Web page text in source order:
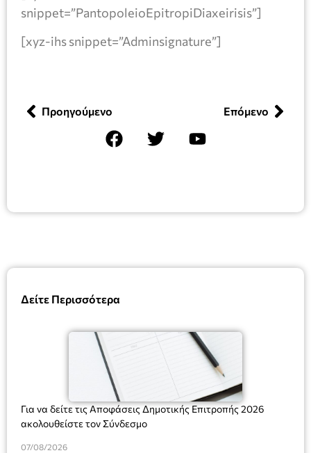
Δείτε Περισσότερα
Για να δείτε τις Αποφάσεις Δημοτικής Επιτροπής 2026
ακολουθείστε τον Σύνδεσμο
07/08/2026
snippet=”PantopoleioEpitropiDiaxeirisis”]
[xyz-ihs snippet=”Adminsignature”]
Προηγούμενο Επόμενο